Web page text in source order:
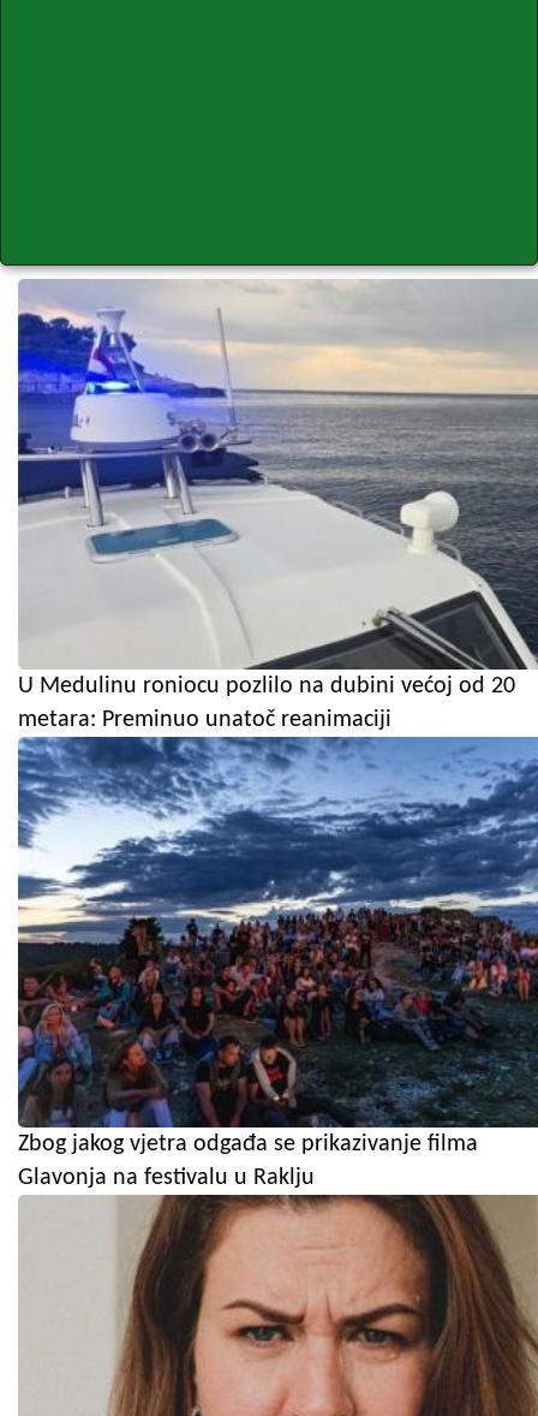
U Medulinu roniocu pozlilo na dubini većoj od 20
metara: Preminuo unatoč reanimaciji
Zbog jakog vjetra odgađa se prikazivanje filma
Glavonja na festivalu u Raklju